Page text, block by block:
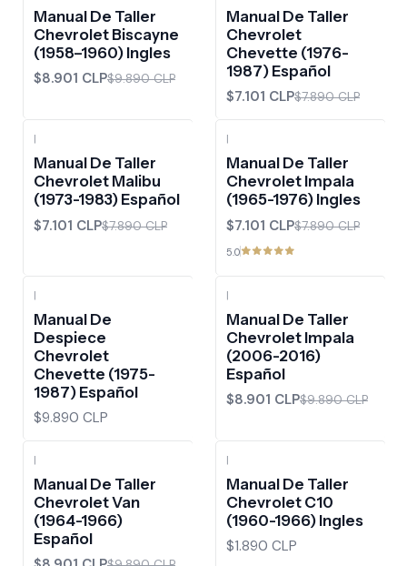
Manual De Taller
Chevrolet Biscayne
(1958–1960) Ingles
$8.901 CLP$9.890 CLP
Manual De Taller
Chevrolet
Chevette (1976-
1987) Español
$7.101 CLP$7.890 CLP
|
Manual De Taller
Chevrolet Malibu
(1973-1983) Español
$7.101 CLP$7.890 CLP
|
Manual De Taller
Chevrolet Impala
(1965-1976) Ingles
$7.101 CLP$7.890 CLP
5.0
|
Manual De
Despiece
Chevrolet
Chevette (1975-
1987) Español
$9.890 CLP
|
Manual De Taller
Chevrolet Impala
(2006-2016)
Español
$8.901 CLP$9.890 CLP
|
Manual De Taller
Chevrolet Van
(1964-1966)
Español
|
Manual De Taller
Chevrolet C10
(1960-1966) Ingles
$1.890 CLP